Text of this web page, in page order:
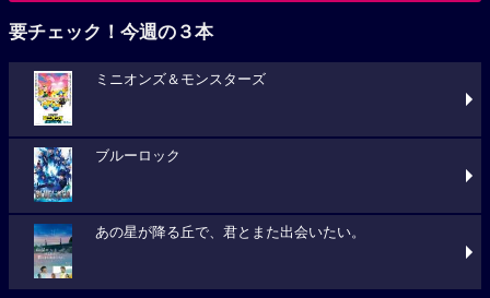
要チェック！今週の３本
ミニオンズ＆モンスターズ
ブルーロック
あの星が降る丘で、君とまた出会いたい。